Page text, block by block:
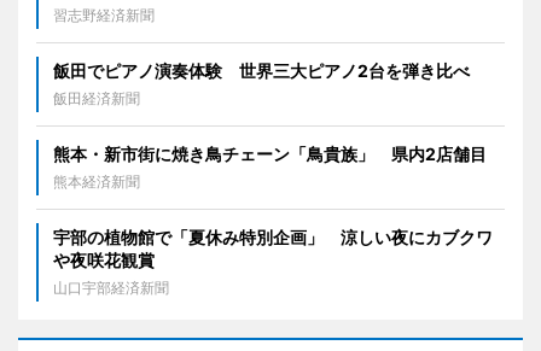
習志野経済新聞
飯田でピアノ演奏体験 世界三大ピアノ2台を弾き比べ
飯田経済新聞
熊本・新市街に焼き鳥チェーン「鳥貴族」 県内2店舗目
熊本経済新聞
宇部の植物館で「夏休み特別企画」 涼しい夜にカブクワ
や夜咲花観賞
山口宇部経済新聞